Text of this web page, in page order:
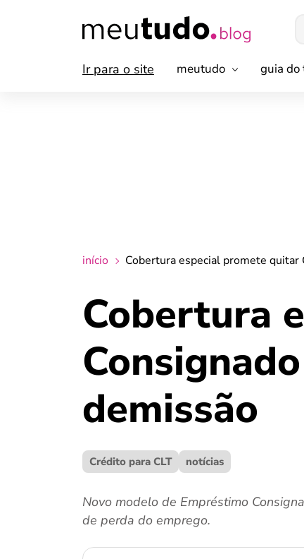
Ir para o site meutudo guia do
início Cobertura especial promete quitar
Cobertura
demissão
Crédito para CLT notícias
Novo modelo de Empréstimo
de perda do emprego.